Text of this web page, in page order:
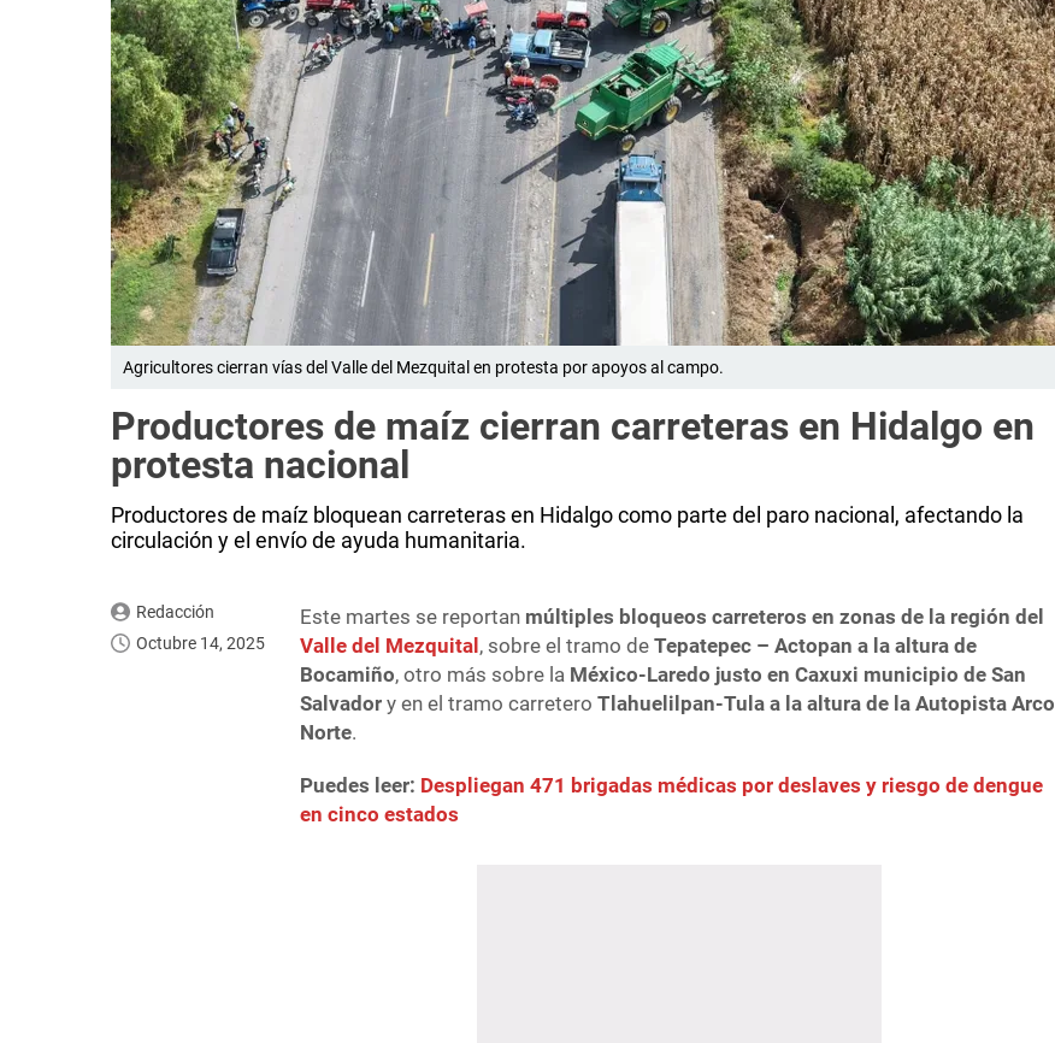
Agricultores cierran vías del Valle del Mezquital en protesta por apoyos al campo.
Productores de maíz cierran carreteras en Hidalgo en
protesta nacional
Productores de maíz bloquean carreteras en Hidalgo como parte del paro nacional, afectando la
circulación y el envío de ayuda humanitaria.
Redacción
Octubre 14, 2025
Este martes se reportan múltiples bloqueos carreteros en zonas de la región del
Valle del Mezquital , sobre el tramo deTepatepec – Actopan a la altura de
Bocamiño, otro más sobre la México-Laredo justo en Caxuxi municipio de San
Salvador y en el tramo carreteroTlahuelilpan-Tula a la altura de la Autopista Arco
Norte.
Puedes leer: Despliegan 471 brigadas médicas por deslaves y riesgo de dengue
en cinco estados